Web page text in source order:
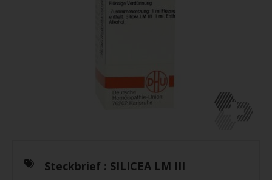
Steckbrief : SILICEA LM III